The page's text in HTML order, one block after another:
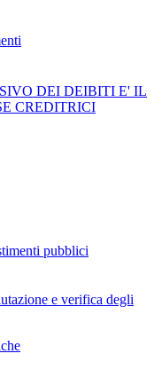
DEI DEIBITI E' IL
CREDITRICI
pubblici
e verifica degli